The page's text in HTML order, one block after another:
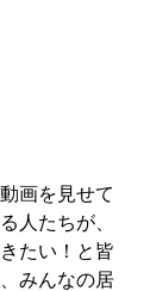
画を見せて
人たちが、
たい！と皆
みんなの居